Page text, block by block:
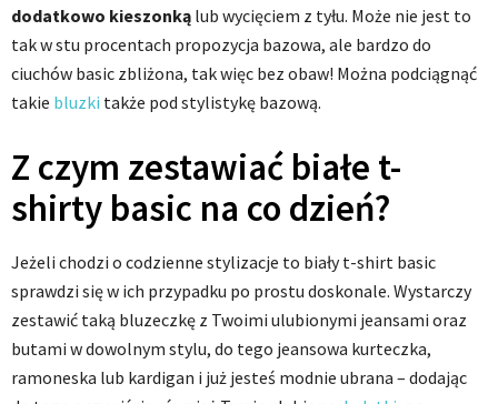
dodatkowo kieszonką lub wycięciem z tyłu. Może nie jest to
tak w stu procentach propozycja bazowa, ale bardzo do
ciuchów basic zbliżona, tak więc bez obaw! Można podciągnąć
takie bluzki także pod stylistykę bazową.
Z czym zestawiać białe t-
shirty basic na co dzień?
Jeżeli chodzi o codzienne stylizacje to biały t-shirt basic
sprawdzi się w ich przypadku po prostu doskonale. Wystarczy
zestawić taką bluzeczkę z Twoimi ulubionymi jeansami oraz
butami w dowolnym stylu, do tego jeansowa kurteczka,
ramoneska lub kardigan i już jesteś modnie ubrana – dodając